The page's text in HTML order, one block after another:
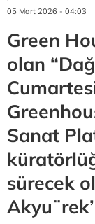
05 Mart 2026 - 04:03
Green
olan
Sanat
sürecek